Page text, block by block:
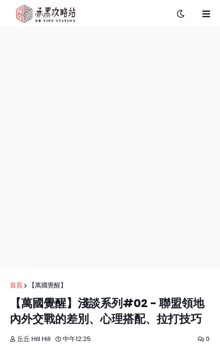
首頁 【萬國覺醒】
【萬國覺醒】淺談系列#02 - 聯盟領地
內外交戰的差別、心理搭配、拉打技巧
丘丘 Hill Hill 中午12:25 0